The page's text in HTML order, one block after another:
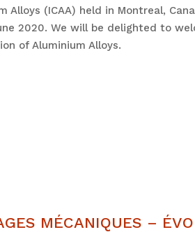
(ICAA) held in Montreal,
2020. We will be delighted to
of Aluminium Alloys.
MÉCANIQUES –